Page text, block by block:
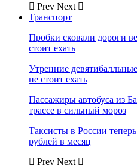
Prev Next
Транспорт
Пробки сковали дороги
стоит ехать
Утренние
не стоит ехать
Пассажиры автобуса из
трассе в сильный мороз
Таксисты в России
рублей в месяц
Prev Next